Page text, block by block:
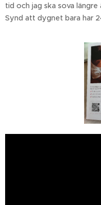
tid och jag ska sova
Synd att dygnet bara har